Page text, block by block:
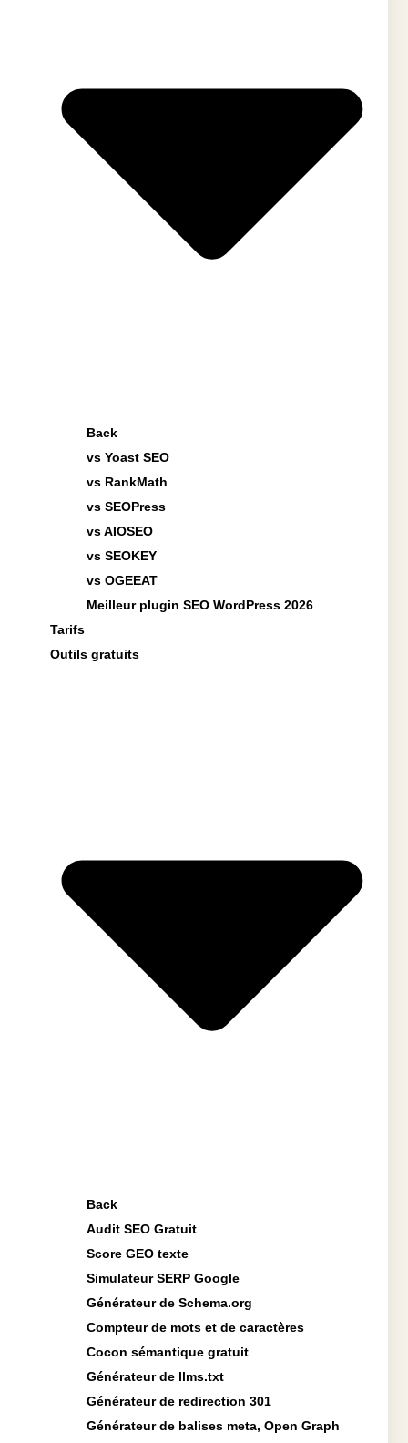
Back
vs Yoast SEO
vs RankMath
vs SEOPress
vs AIOSEO
vs SEOKEY
vs OGEEAT
Meilleur plugin SEO WordPress 2026
Tarifs
Outils gratuits
Back
Audit SEO Gratuit
Score GEO texte
Simulateur SERP Google
Générateur de Schema.org
Compteur de mots et de caractères
Cocon sémantique gratuit
Générateur de llms.txt
Générateur de redirection 301
Générateur de balises meta, Open Graph